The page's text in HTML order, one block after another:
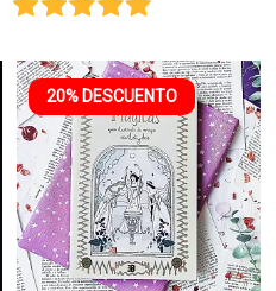
20% DESCUENTO